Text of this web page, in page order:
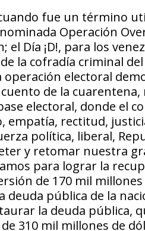
cuando fue un término
Operación
el Día ¡D!, para los
la cofradía criminal
operación electoral
de la
electoral, donde el
empatía, rectitud,
política, liberal,
y retomar nuestra
para lograr la
de 170 mil
deuda pública de la
la deuda pública,
310 mil millones de